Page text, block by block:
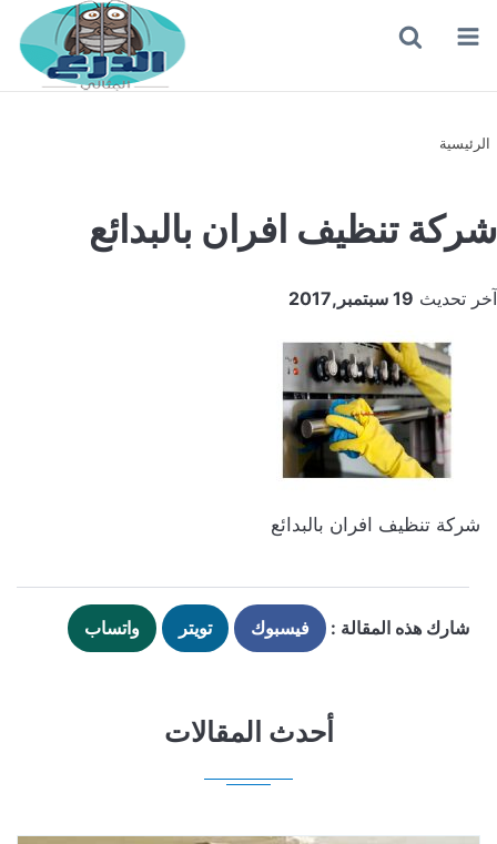
القائمة
الرئيسية
شركة تنظيف افران بالبدائع
آخر تحديث 19 سبتمبر,2017
شركة تنظيف افران بالبدائع
شارك هذه المقالة : فيسبوك تويتر واتساب
أحدث المقالات